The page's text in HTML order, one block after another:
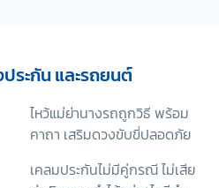
ยละเอียดนโยบายคุ้มครองข้อมูล
จ้าของข้อมูลส่วนบุคคลได้ที่
รแสดงเจตนา ข้าพเจ้าได้อ่าน
รชี้แจงข้อมูล หรือได้รับคำอธิบาย
(“ประมวลผลข้อมูลส่วนบุคคล”)
ระกัน และรถยนต์
ไหว้แม่ย่านางรถถูกวิธี พร้อม
คาถา เสริมดวงขับขี่ปลอดภัย
เคลมประกันไม่มีคู่กรณี ไม่เสีย